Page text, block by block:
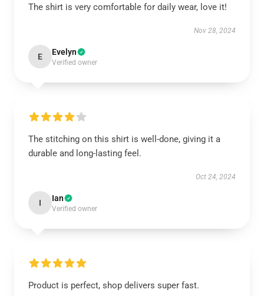
The shirt is very comfortable for daily wear, love it!
Nov 28, 2024
E Evelyn
Verified owner
The stitching on this shirt is well-done, giving it a
durable and long-lasting feel.
Oct 24, 2024
I Ian
Verified owner
Product is perfect, shop delivers super fast.